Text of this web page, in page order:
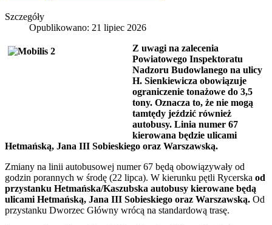
Szczegóły
Opublikowano: 21 lipiec 2026
Z uwagi na zalecenia
Powiatowego Inspektoratu
Nadzoru Budowlanego na ulicy
H. Sienkiewicza obowiązuje
ograniczenie tonażowe do 3,5
tony. Oznacza to, że nie mogą
tamtędy jeździć również
autobusy. Linia numer 67
kierowana będzie ulicami
Hetmańską, Jana III Sobieskiego oraz Warszawską.
Zmiany na linii autobusowej numer 67 będą obowiązywały od
godzin porannych w środę (22 lipca). W kierunku pętli Rycerska od
przystanku Hetmańska/Kaszubska autobusy kierowane będą
ulicami Hetmańską, Jana III Sobieskiego oraz Warszawską. Od
przystanku Dworzec Główny wrócą na standardową trasę.